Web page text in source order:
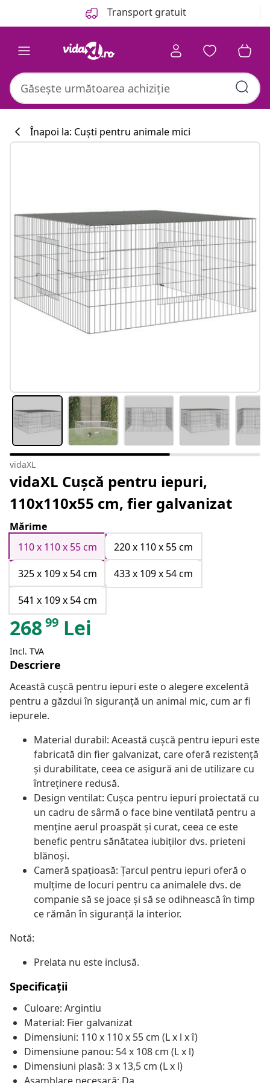
Transport gratuit
Înapoi la: Cuști pentru animale mici
vidaXL
vidaXL Cușcă pentru iepuri,
110x110x55 cm, fier galvanizat
Mărime
110 x 110 x 55 cm
220 x 110 x 55 cm
325 x 109 x 54 cm
433 x 109 x 54 cm
541 x 109 x 54 cm
26899 Lei
Incl. TVA
Descriere
Această cușcă pentru iepuri este o alegere excelentă
pentru a găzdui în siguranță un animal mic, cum ar fi
iepurele.
Material durabil: Această cușcă pentru iepuri este
fabricată din fier galvanizat, care oferă rezistență
și durabilitate, ceea ce asigură ani de utilizare cu
întreținere redusă.
Design ventilat: Cușca pentru iepuri proiectată cu
un cadru de sârmă o face bine ventilată pentru a
menține aerul proaspăt și curat, ceea ce este
benefic pentru sănătatea iubiților dvs. prieteni
blănoși.
Cameră spațioasă: Țarcul pentru iepuri oferă o
mulțime de locuri pentru ca animalele dvs. de
companie să se joace și să se odihnească în timp
ce rămân în siguranță la interior.
Notă:
Prelata nu este inclusă.
Specificații
Culoare: Argintiu
Material: Fier galvanizat
Dimensiuni: 110 x 110 x 55 cm (L x l x î)
Dimensiune panou: 54 x 108 cm (L x l)
Dimensiuni plasă: 3 x 13,5 cm (L x l)